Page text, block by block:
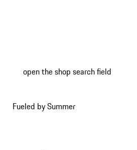
open the shop search field
Fueled by Summer